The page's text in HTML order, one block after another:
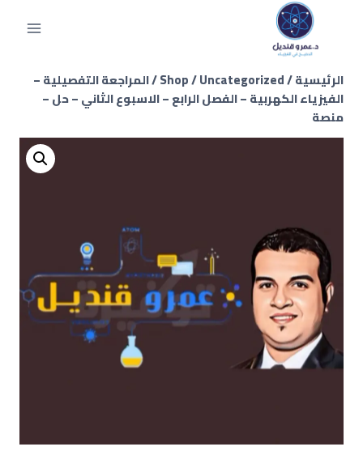
الرئيسية/
Shop/Uncategorized
/المراجعة التفصيلية –
الفيزياء الكهربية – الفصل الرابع – الاسبوع الثاني – حل –
منصة